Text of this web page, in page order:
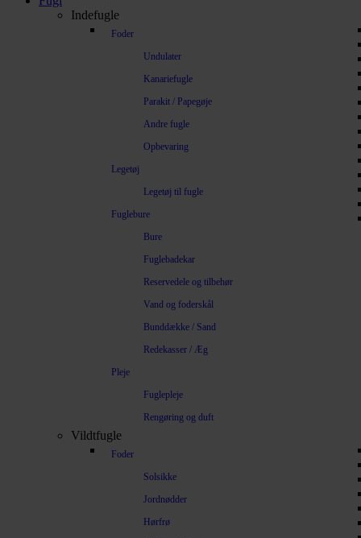
Indefugle
Foder
Undulater
Kanariefugle
Parakit / Papegøje
Andre fugle
Opbevaring
Legetøj
Legetøj til fugle
Fuglebure
Bure
Fuglebadekar
Reservedele og tilbehør
Vand og foderskål
Bunddække / Sand
Redekasser / Æg
Pleje
Fuglepleje
Rengøring og duft
Vildtfugle
Foder
Solsikke
Jordnødder
Hørfrø